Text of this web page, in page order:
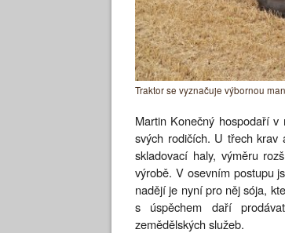
Traktor se vyznačuje výbornou
Martin Konečný hospodaří
svých rodičích. U třech krav
skladovací haly, výměru
výrobě. V osevním postupu
nadějí je nyní pro něj sója,
s úspěchem daří
zemědělských služeb.